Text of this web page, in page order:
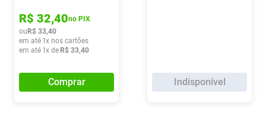
R$ 32,40no PIX
ou R$ 33,40
em até 1x nos cartões
em até 1x de R$ 33,40
Comprar Indisponível